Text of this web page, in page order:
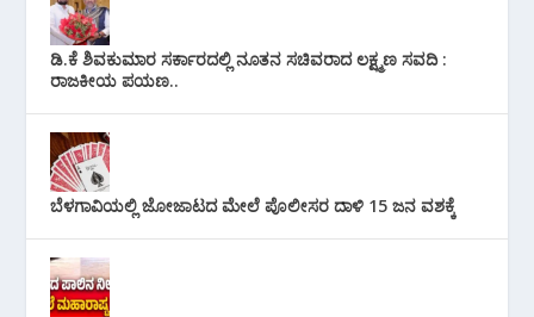
ಡಿ.ಕೆ ಶಿವಕುಮಾರ ಸರ್ಕಾರದಲ್ಲಿ ನೂತನ ಸಚಿವರಾದ ಲಕ್ಷ್ಮಣ ಸವದಿ :
ರಾಜಕೀಯ ಪಯಣ..
ಬೆಳಗಾವಿಯಲ್ಲಿ ಜೋಜಾಟದ ಮೇಲೆ ಪೊಲೀಸರ ದಾಳಿ 15 ಜನ ವಶಕ್ಕೆ